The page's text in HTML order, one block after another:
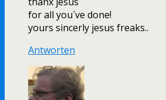
for all you´ve done!
yours sincerly jesus freaks..
Antworten